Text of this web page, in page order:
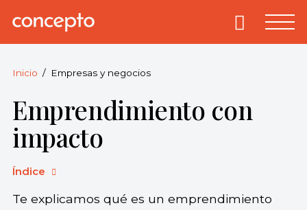
Concepto.
derechos
reservados.
Primary
Inicio Empresas y negocios
Emprendimiento con
impacto
Índice
Te explicamos qué es un emprendimiento